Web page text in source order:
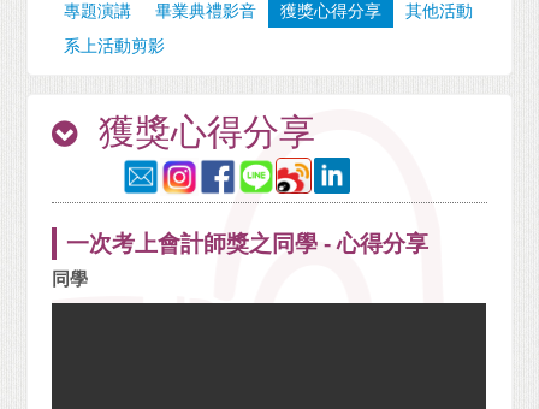
專題演講 畢業典禮影音 獲獎心得分享
其他活動
系上活動剪影
獲獎心得分享
一次考上會計師獎之同學 - 心得分享
同學